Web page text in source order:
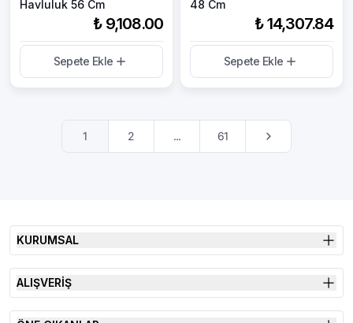
Havluluk 56 Cm
₺ 9,108.00
Sepete Ekle
48 Cm
₺ 14,307.84
Sepete Ekle
1 2 ... 61
KURUMSAL
ALIŞVERİŞ